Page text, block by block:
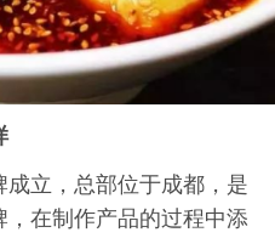
成立，总部位于成都，是
在制作产品的过程中添